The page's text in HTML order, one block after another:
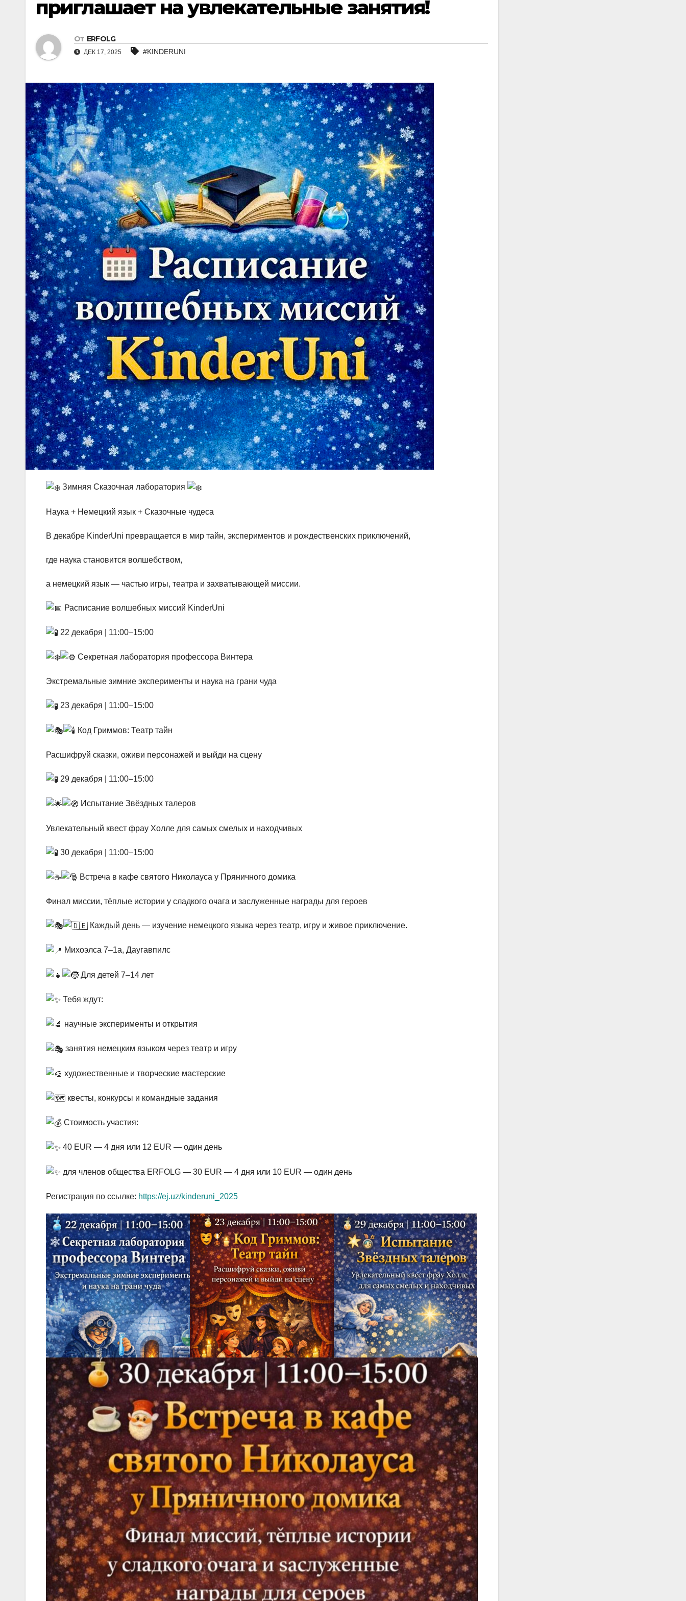
приглашает на увлекательные занятия!
От ERFOLG
ДЕК 17, 2025 #KINDERUNI
Зимняя Сказочная лаборатория
Наука + Немецкий язык + Сказочные чудеса
В декабре KinderUni превращается в мир тайн, экспериментов и рождественских приключений,
где наука становится волшебством,
а немецкий язык — частью игры, театра и захватывающей миссии.
Расписание волшебных миссий KinderUni
22 декабря | 11:00–15:00
Секретная лаборатория профессора Винтера
Экстремальные зимние эксперименты и наука на грани чуда
23 декабря | 11:00–15:00
Код Гриммов: Театр тайн
Расшифруй сказки, оживи персонажей и выйди на сцену
29 декабря | 11:00–15:00
Испытание Звёздных талеров
Увлекательный квест фрау Холле для самых смелых и находчивых
30 декабря | 11:00–15:00
Встреча в кафе святого Николауса у Пряничного домика
Финал миссии, тёплые истории у сладкого очага и заслуженные награды для героев
Каждый день — изучение немецкого языка через театр, игру и живое приключение.
Михоэлса 7–1a, Даугавпилс
Для детей 7–14 лет
Тебя ждут:
научные эксперименты и открытия
занятия немецким языком через театр и игру
художественные и творческие мастерские
квесты, конкурсы и командные задания
Стоимость участия:
40 EUR — 4 дня или 12 EUR — один день
для членов общества ERFOLG — 30 EUR — 4 дня или 10 EUR — один день
Регистрация по ссылке: https://ej.uz/kinderuni_2025